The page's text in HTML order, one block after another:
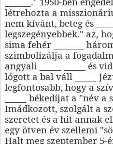
létrehozta a
nem kívánt, beteg és
legszegényebbek." az,
sima fehér _______
szimbolizálja a
angyali _____ _____ és
lógott a bal váll _____
legfontosabb, hogy a
_____ békedíjat a "név a
Imádkozott, szolgált a
szeretet és a hit annak
egy ötven év szellemi
Halt meg szeptember 5-